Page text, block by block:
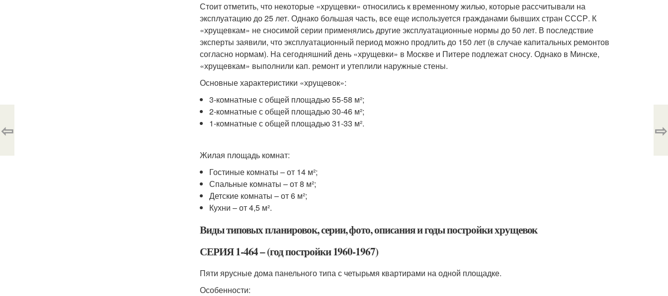
Стоит отметить, что некоторые «хрущевки» относились к временному жилью, которые рассчитывали на
эксплуатацию до 25 лет. Однако большая часть, все еще используется гражданами бывших стран СССР. К
«хрущевкам» не сносимой серии применялись другие эксплуатационные нормы до 50 лет. В последствие
эксперты заявили, что эксплуатационный период можно продлить до 150 лет (в случае капитальных ремонтов
согласно нормам). На сегодняшний день «хрущевки» в Москве и Питере подлежат сносу. Однако в Минске,
«хрущевкам» выполнили кап. ремонт и утеплили наружные стены.
Основные характеристики «хрущевок»:
3-комнатные с общей площадью 55-58 м²;
2-комнатные с общей площадью 30-46 м²;
1-комнатные с общей площадью 31-33 м².
Жилая площадь комнат:
Гостиные комнаты – от 14 м²;
Спальные комнаты – от 8 м²;
Детские комнаты – от 6 м²;
Кухни – от 4,5 м².
Виды типовых планировок, серии, фото, описания и годы постройки хрущевок
СЕРИЯ 1-464 – (год постройки 1960-1967)
Пяти ярусные дома панельного типа с четырьмя квартирами на одной площадке.
Особенности:
⇦ ⇨